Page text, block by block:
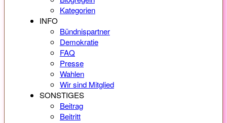
Kategorien
INFO
Bündnispartner
Demokratie
FAQ
Presse
Wahlen
Wir sind Mitglied
SONSTIGES
Beitrag
Beitritt